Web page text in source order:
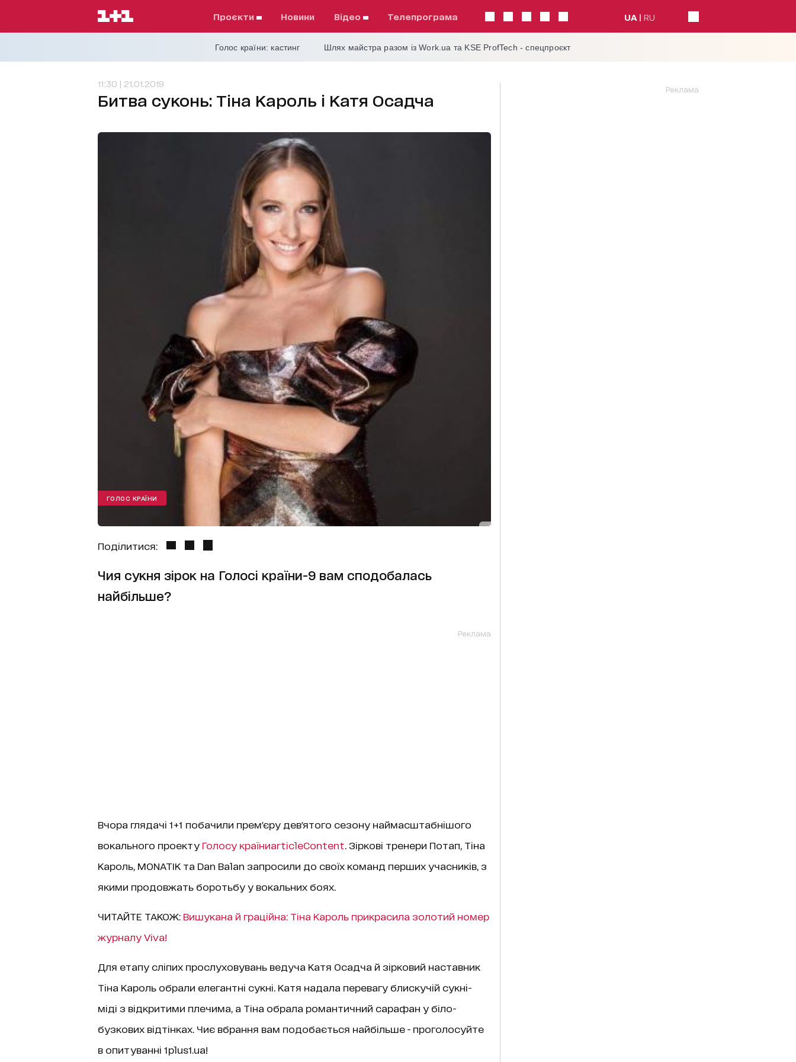
проєкти Новини відео телепрограма UA RU
Голос країни: кастинг Шлях майстра разом із Work.ua та KSE ProfTech - спецпроєкт
11:30 | 21.01.2019
Битва суконь: Тіна Кароль і Катя Осадча
ГОЛОС КРАЇНИ
Поділитися:
Чия сукня зірок на Голосі країни-9 вам сподобалась
найбільше?
Реклама
Вчора глядачі 1+1 побачили прем'єру дев'ятого сезону наймасштабнішого
вокального проекту Голосу країниarticleContent . Зіркові тренери Потап, Тіна
Кароль, MONATIK та Dan Balan запросили до своїх команд перших учасників, з
якими продовжать боротьбу у вокальних боях.
ЧИТАЙТЕ ТАКОЖ: Вишукана й граційна: Тіна Кароль прикрасила золотий номер
журналу Viva!
Для етапу сліпих прослуховувань ведуча Катя Осадча й зірковий наставник
Тіна Кароль обрали елегантні сукні. Катя надала перевагу блискучій сукні-
міді з відкритими плечима, а Тіна обрала романтичний сарафан у біло-
бузкових відтінках. Чиє вбрання вам подобається найбільше - проголосуйте
в опитуванні 1plus1.ua!
Реклама